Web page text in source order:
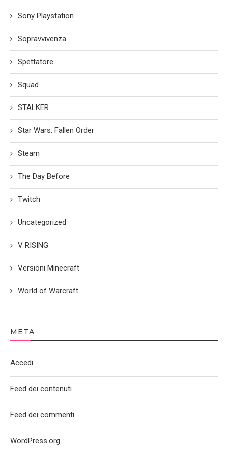
Sony Playstation
Sopravvivenza
Spettatore
Squad
STALKER
Star Wars: Fallen Order
Steam
The Day Before
Twitch
Uncategorized
V RISING
Versioni Minecraft
World of Warcraft
META
Accedi
Feed dei contenuti
Feed dei commenti
WordPress.org